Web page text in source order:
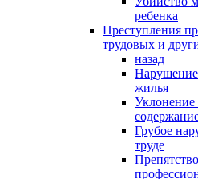
ребенка
Преступления
трудовых и
назад
Нарушение
жилья
Уклонение
Грубое
труде